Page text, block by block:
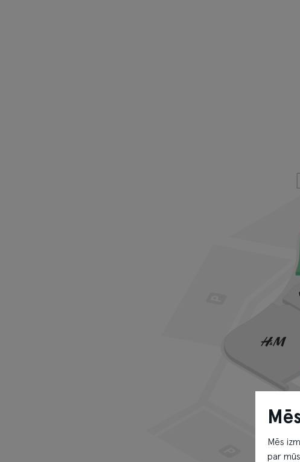
Mēs
par